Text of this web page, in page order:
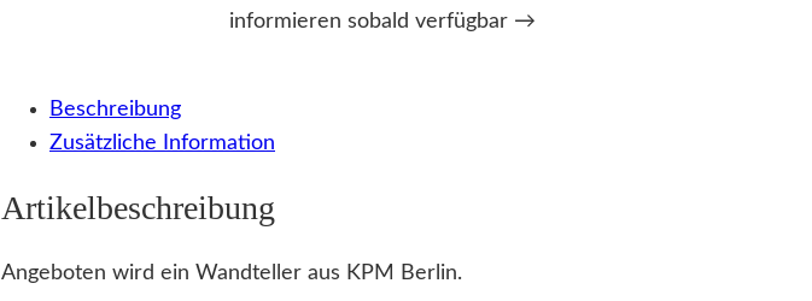
informieren sobald verfügbar →
Beschreibung
Zusätzliche Information
Artikelbeschreibung
Angeboten wird ein Wandteller aus KPM Berlin.